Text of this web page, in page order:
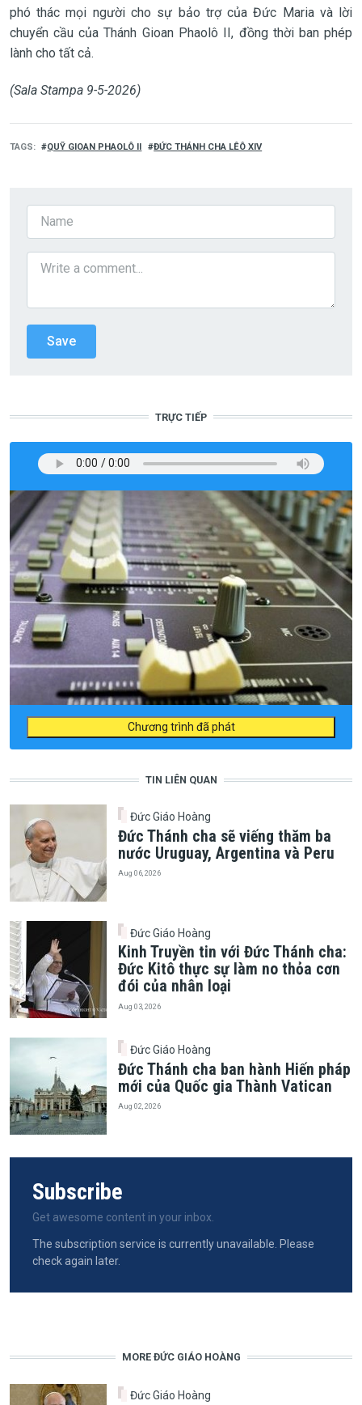
phó thác mọi người cho sự bảo trợ của Đức Maria và lời
chuyển cầu của Thánh Gioan Phaolô II, đồng thời ban phép
lành cho tất cả.
(Sala Stampa 9-5-2026)
TAGS QUỸ GIOAN PHAOLÔ II ĐỨC THÁNH CHA LÊÔ XIV
TRỰC TIẾP
Chương trình đã phát
TIN LIÊN QUAN
Đức Giáo Hoàng
Đức Thánh cha sẽ viếng thăm ba
nước Uruguay, Argentina và Peru
Aug 06, 2026
Đức Giáo Hoàng
Kinh Truyền tin với Đức Thánh cha:
Đức Kitô thực sự làm no thỏa cơn
đói của nhân loại
Aug 03, 2026
Đức Giáo Hoàng
Đức Thánh cha ban hành Hiến pháp
mới của Quốc gia Thành Vatican
Aug 02, 2026
Subscribe
Get awesome content in your inbox.
The subscription service is currently unavailable. Please
check again later.
MORE ĐỨC GIÁO HOÀNG
Đức Giáo Hoàng